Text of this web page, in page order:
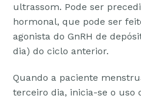
ultrassom. Pode ser
hormonal, que pode ser
agonista do GnRH de
dia) do ciclo anterior.
Quando a paciente
terceiro dia, inicia-se o uso